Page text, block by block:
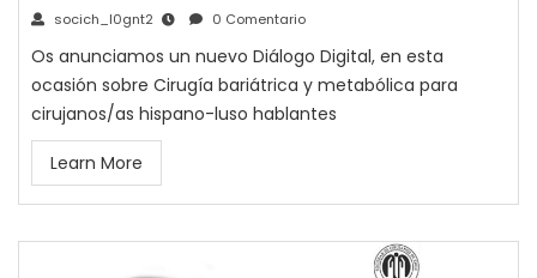
socich_l0gnt2 0 Comentario
Os anunciamos un nuevo Diálogo Digital, en esta
ocasión sobre Cirugía bariátrica y metabólica para
cirujanos/as hispano-luso hablantes
Learn More